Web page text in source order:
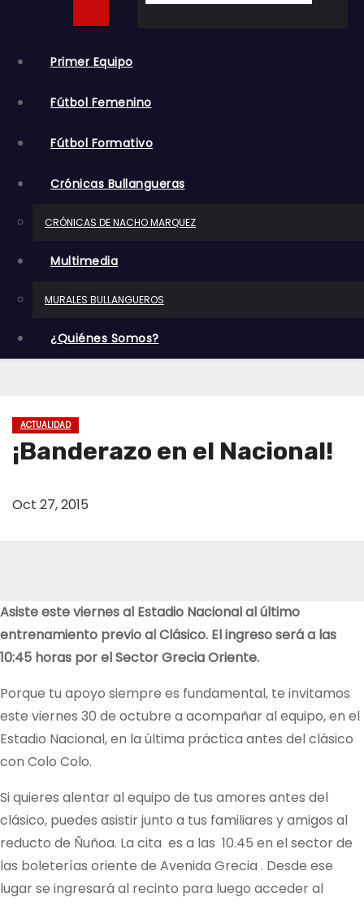
Primer Equipo
Fútbol Femenino
Fútbol Formativo
Crónicas Bullangueras
CRÓNICAS DE NACHO MARQUEZ
Multimedia
MURALES BULLANGUEROS
¿Quiénes Somos?
ACTUALIDAD
¡Banderazo en el Nacional!
Oct 27, 2015
Asiste este viernes al Estadio Nacional al último
entrenamiento previo al Clásico. El ingreso será a las
10:45 horas por el Sector Grecia Oriente.
Porque tu apoyo siempre es fundamental, te invitamos
este viernes 30 de octubre a acompañar al equipo, en el
Estadio Nacional, en la última práctica antes del clásico
con Colo Colo.
Si quieres alentar al equipo de tus amores antes del
clásico, puedes asistir junto a tus familiares y amigos al
reducto de Ñuñoa. La cita es a las 10.45 en el sector de
las boleterías oriente de Avenida Grecia . Desde ese
lugar se ingresará al recinto para luego acceder al